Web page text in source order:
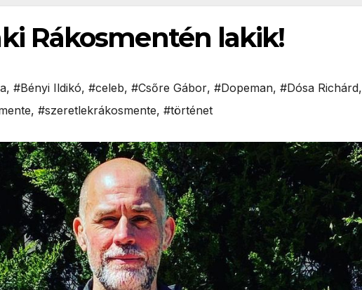
Rákosmentén lakik!
, #Bényi Ildikó, #celeb, #Csőre Gábor, #Dopeman, #Dósa Richárd,
, #szeretlekrákosmente, #történet